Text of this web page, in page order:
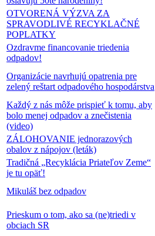
OTVORENÁ VÝZVA ZA
SPRAVODLIVÉ RECYKLAČNÉ
POPLATKY
Ozdravme financovanie triedenia
odpadov!
Organizácie navrhujú opatrenia pre
zelený reštart odpadového hospodárstva
Každý z nás môže prispieť k tomu, aby
bolo menej odpadov a znečistenia
(video)
ZÁLOHOVANIE jednorazových
obalov z nápojov (leták)
Tradičná „Recyklácia Priateľov Zeme“
je tu opäť!
Mikuláš bez odpadov
Prieskum o tom, ako sa (ne)triedi v
obciach SR